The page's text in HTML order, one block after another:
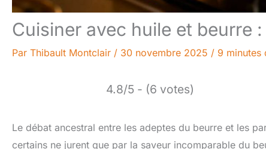
Cuisiner avec huile et beurre
Par Thibault Montclair / 30 novembre 2025 / 9 minutes
4.8/5 - (6 votes)
Le débat ancestral entre les adeptes du beurre et les
certains ne jurent que par la saveur incomparable du